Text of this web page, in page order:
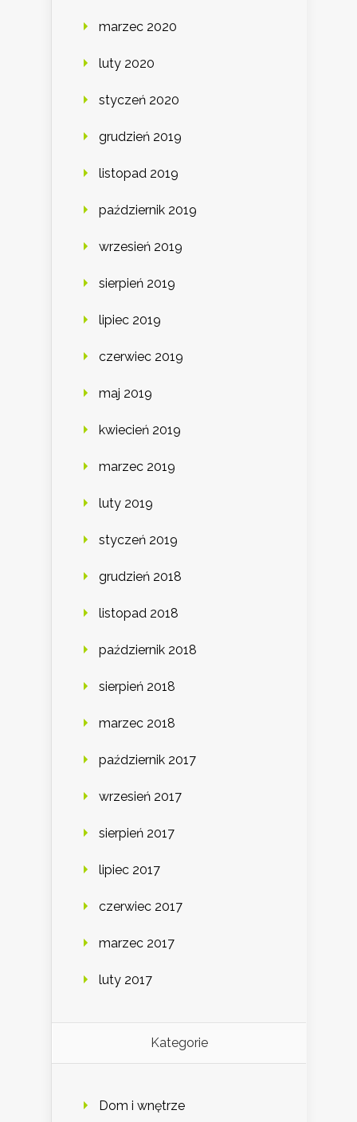
marzec 2020
luty 2020
styczeń 2020
grudzień 2019
listopad 2019
październik 2019
wrzesień 2019
sierpień 2019
lipiec 2019
czerwiec 2019
maj 2019
kwiecień 2019
marzec 2019
luty 2019
styczeń 2019
grudzień 2018
listopad 2018
październik 2018
sierpień 2018
marzec 2018
październik 2017
wrzesień 2017
sierpień 2017
lipiec 2017
czerwiec 2017
marzec 2017
luty 2017
Kategorie
Dom i wnętrze